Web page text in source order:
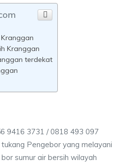
Kranggan
terdekat
9416 3731 / 0818 493 097
Pengebor yang melayani
sumur air bersih wilayah